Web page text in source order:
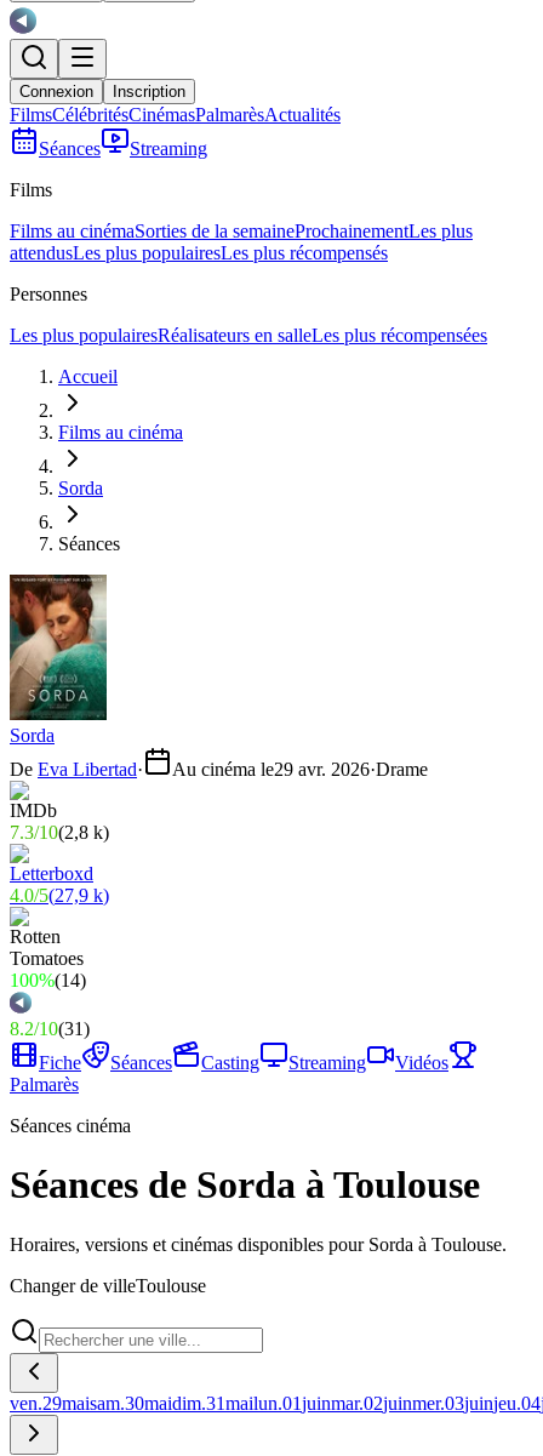
Connexion Inscription
FilmsCélébritésCinémasPalmarèsActualités
Séances
Streaming
Films
Films au cinémaSorties de la semaineProchainementLes plus
attendusLes plus populairesLes plus récompensés
Personnes
Les plus populairesRéalisateurs en salleLes plus récompensées
Accueil
Films au cinéma
Sorda
Séances
Sorda
De Eva Libertad· Au cinéma le29 avr. 2026·Drame
7.3/10(2,8 k)
4.0/5(27,9 k)
100%(14)
8.2/10(31)
Fiche
Séances Casting Streaming
Vidéos
Palmarès
Séances cinéma
Séances de Sorda à Toulouse
Horaires, versions et cinémas disponibles pour Sorda à Toulouse.
Changer de villeToulouse
ven.29maisam.30maidim.31mailun.01juinmar.02juinmer.03juinjeu.04